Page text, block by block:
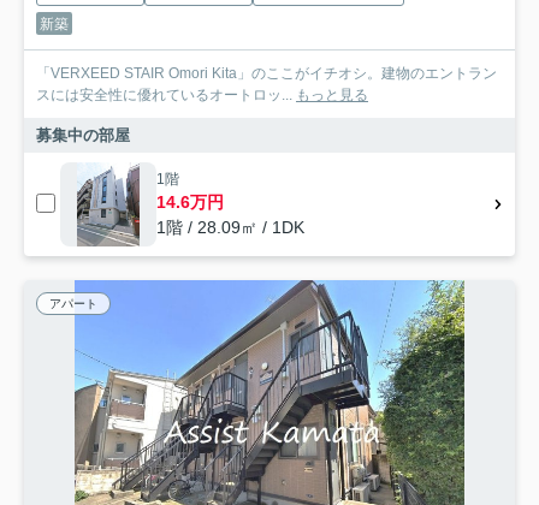
新築
「VERXEED STAIR Omori Kita」のここがイチオシ。建物のエントラン
スには安全性に優れているオートロッ...
もっと見る
募集中の部屋
1階
14.6万円
1階 / 28.09㎡ / 1DK
アパート